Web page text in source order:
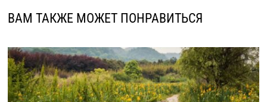
ВАМ ТАКЖЕ МОЖЕТ ПОНРАВИТЬСЯ